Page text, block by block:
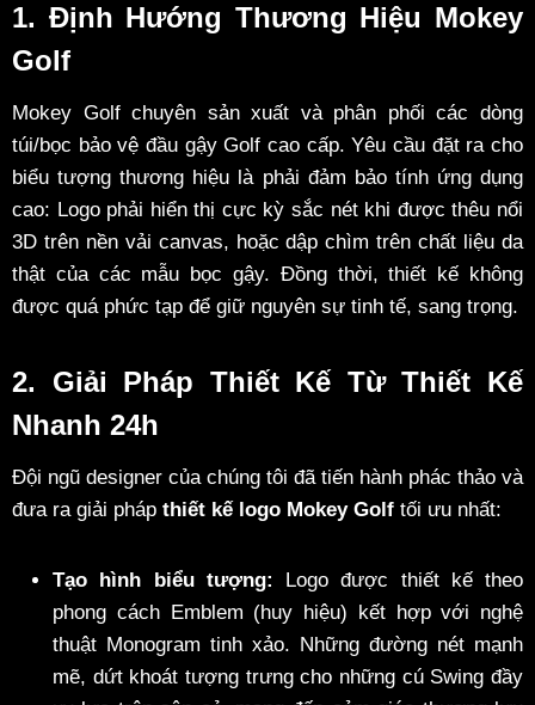
1. Định Hướng Thương Hiệu Mokey
Golf
Mokey Golf chuyên sản xuất và phân phối các dòng
túi/bọc bảo vệ đầu gậy Golf cao cấp. Yêu cầu đặt ra cho
biểu tượng thương hiệu là phải đảm bảo tính ứng dụng
cao: Logo phải hiển thị cực kỳ sắc nét khi được thêu nổi
3D trên nền vải canvas, hoặc dập chìm trên chất liệu da
thật của các mẫu bọc gậy. Đồng thời, thiết kế không
được quá phức tạp để giữ nguyên sự tinh tế, sang trọng.
2. Giải Pháp Thiết Kế Từ Thiết Kế
Nhanh 24h
Đội ngũ designer của chúng tôi đã tiến hành phác thảo và
đưa ra giải pháp thiết kế logo Mokey Golf tối ưu nhất:
Tạo hình biểu tượng: Logo được thiết kế theo
phong cách Emblem (huy hiệu) kết hợp với nghệ
thuật Monogram tinh xảo. Những đường nét mạnh
mẽ, dứt khoát tượng trưng cho những cú Swing đầy